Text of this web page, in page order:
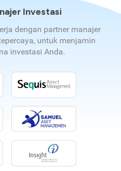
Investasi
dengan partner manajer
untuk menjamin
investasi Anda.